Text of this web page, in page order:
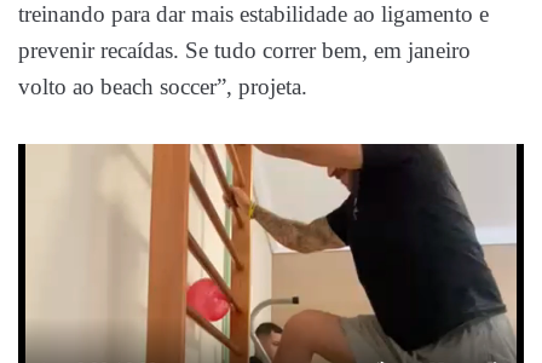
treinando para dar mais estabilidade ao ligamento e
prevenir recaídas. Se tudo correr bem, em janeiro
volto ao beach soccer”, projeta.